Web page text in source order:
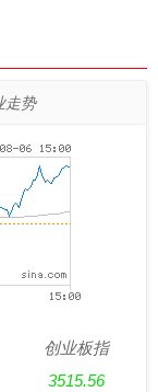
走势
创业板指
3515.56